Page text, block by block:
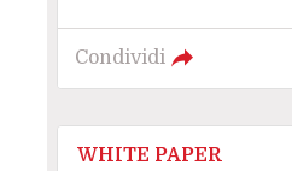
Condividi
WHITE PAPER